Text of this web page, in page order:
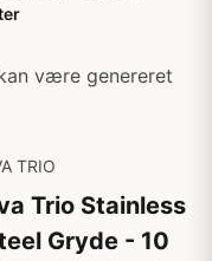
være genereret
TRIO
Trio Stainless
Gryde - 10